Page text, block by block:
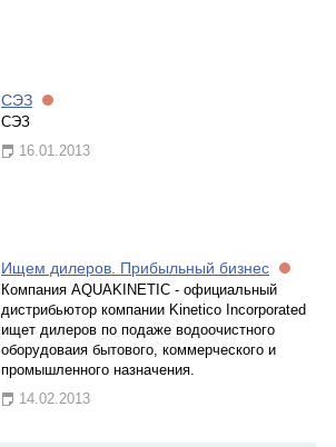
СЭЗ
СЭЗ
16.01.2013
Ищем дилеров. Прибыльный бизнес
Компания AQUAKINETIC - официальный
дистрибьютор компании Kinetico Incorporated
ищет дилеров по подаже водоочистного
оборудоваия бытового, коммерческого и
промышленного назначения.
14.02.2013